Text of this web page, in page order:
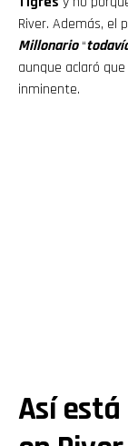
River. Además, el
Millonario “
aunque aclaró
inminente.
Así